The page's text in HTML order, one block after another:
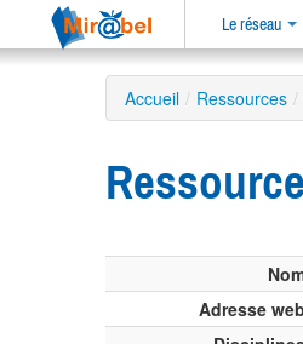
Le réseau
Accueil / Ressources /
Ressource
Adresse web